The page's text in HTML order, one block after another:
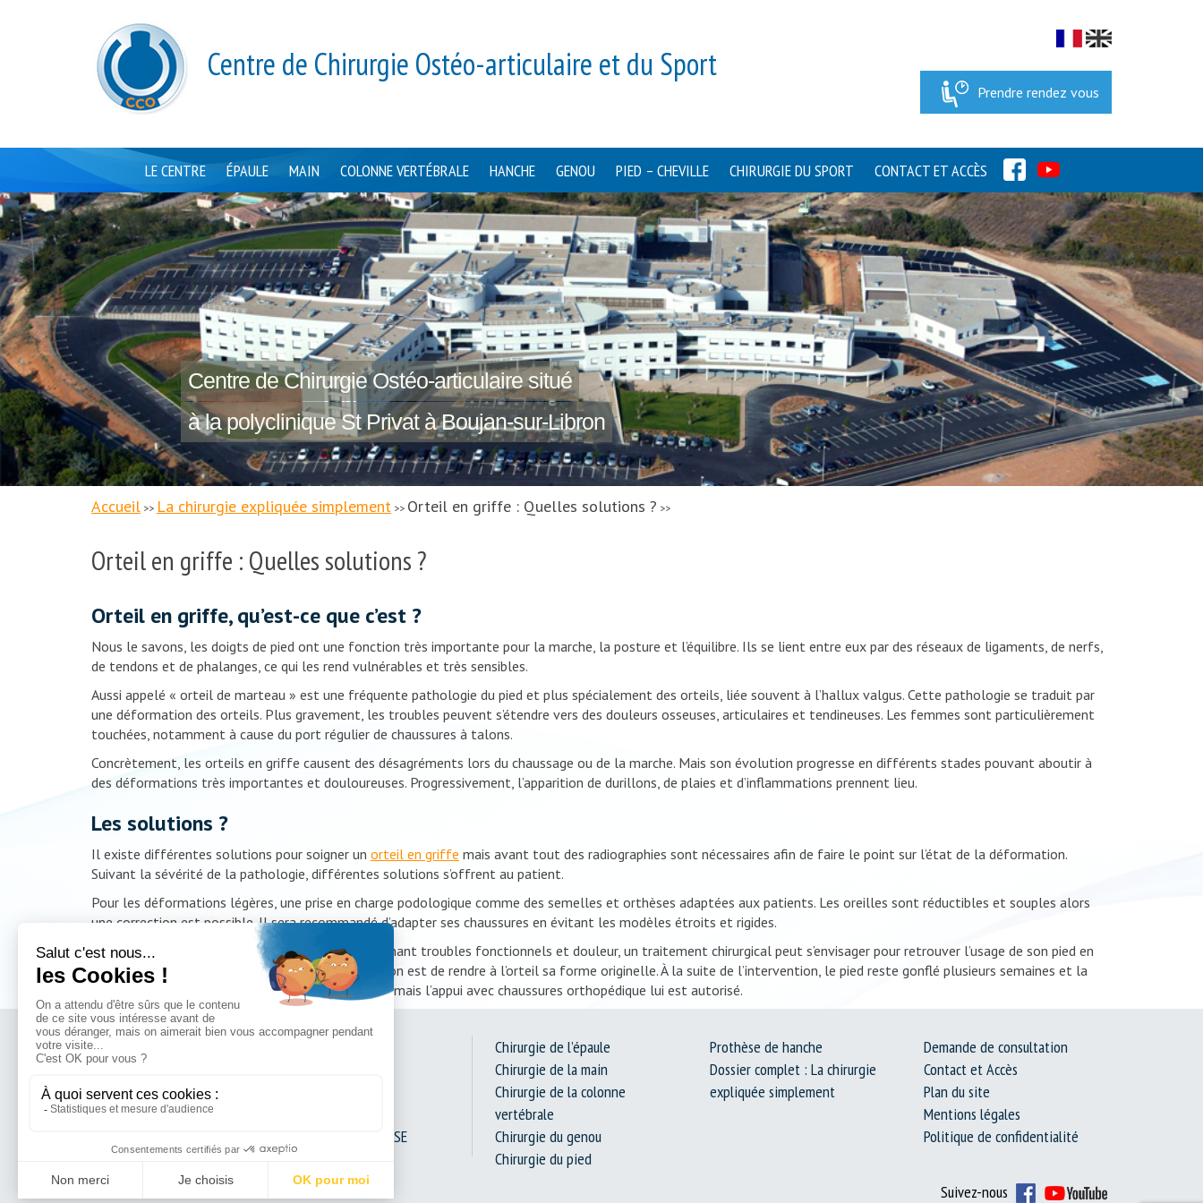
Centre de Chirurgie Ostéo-articulaire et du Sport
Prendre rendez vous
LE CENTRE ÉPAULE MAIN COLONNE VERTÉBRALE HANCHE GENOU PIED – CHEVILLE CHIRURGIE DU SPORT CONTACT ET ACCÈS FACEBOOK
Centre de Chirurgie Ostéo-articulaire situé
à la polyclinique St Privat à Boujan-sur-Libron
Accueil >> La chirurgie expliquée simplement >> Orteil en griffe : Quelles solutions ? >>
Orteil en griffe : Quelles solutions ?
Orteil en griffe, qu’est-ce que c’est ?
Nous le savons, les doigts de pied ont une fonction très importante pour la marche, la posture et l’équilibre. Ils se lient entre eux par des réseaux de ligaments, de nerfs,
de tendons et de phalanges, ce qui les rend vulnérables et très sensibles.
Aussi appelé « orteil de marteau » est une fréquente pathologie du pied et plus spécialement des orteils, liée souvent à l’hallux valgus. Cette pathologie se traduit par
une déformation des orteils. Plus gravement, les troubles peuvent s’étendre vers des douleurs osseuses, articulaires et tendineuses. Les femmes sont particulièrement
touchées, notamment à cause du port régulier de chaussures à talons.
Concrètement, les orteils en griffe causent des désagréments lors du chaussage ou de la marche. Mais son évolution progresse en différents stades pouvant aboutir à
des déformations très importantes et douloureuses. Progressivement, l’apparition de durillons, de plaies et d’inflammations prennent lieu.
Les solutions ?
Il existe différentes solutions pour soigner un orteil en griffe mais avant tout des radiographies sont nécessaires afin de faire le point sur l’état de la déformation.
Suivant la sévérité de la pathologie, différentes solutions s’offrent au patient.
Pour les déformations légères, une prise en charge podologique comme des semelles et orthèses adaptées aux patients. Les oreilles sont réductibles et souples alors
une correction est possible. Il sera recommandé d’adapter ses chaussures en évitant les modèles étroits et rigides.
En cas de malformations plus importantes entraînant troubles fonctionnels et douleur, un traitement chirurgical peut s’envisager pour retrouver l’usage de son pied en
élimant les sources de douleur. Le but de l’opération est de rendre à l’orteil sa forme originelle. À la suite de l’intervention, le pied reste gonflé plusieurs semaines et la
conduite ou pratique sportives sont déconseillées mais l’appui avec chaussures orthopédique lui est autorisé.
Dr Guillaume MIROUSE
Chirurgie de l’épaule
Chirurgie de la main
Chirurgie de la colonne
vertébrale
Chirurgie du genou
Chirurgie du pied
Prothèse de hanche
Dossier complet : La chirurgie
expliquée simplement
Demande de consultation
Contact et Accès
Plan du site
Mentions légales
Politique de confidentialité
Suivez-nous